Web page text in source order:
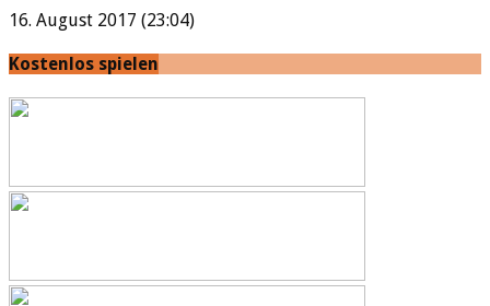
16. August 2017 (23:04)
Kostenlos spielen